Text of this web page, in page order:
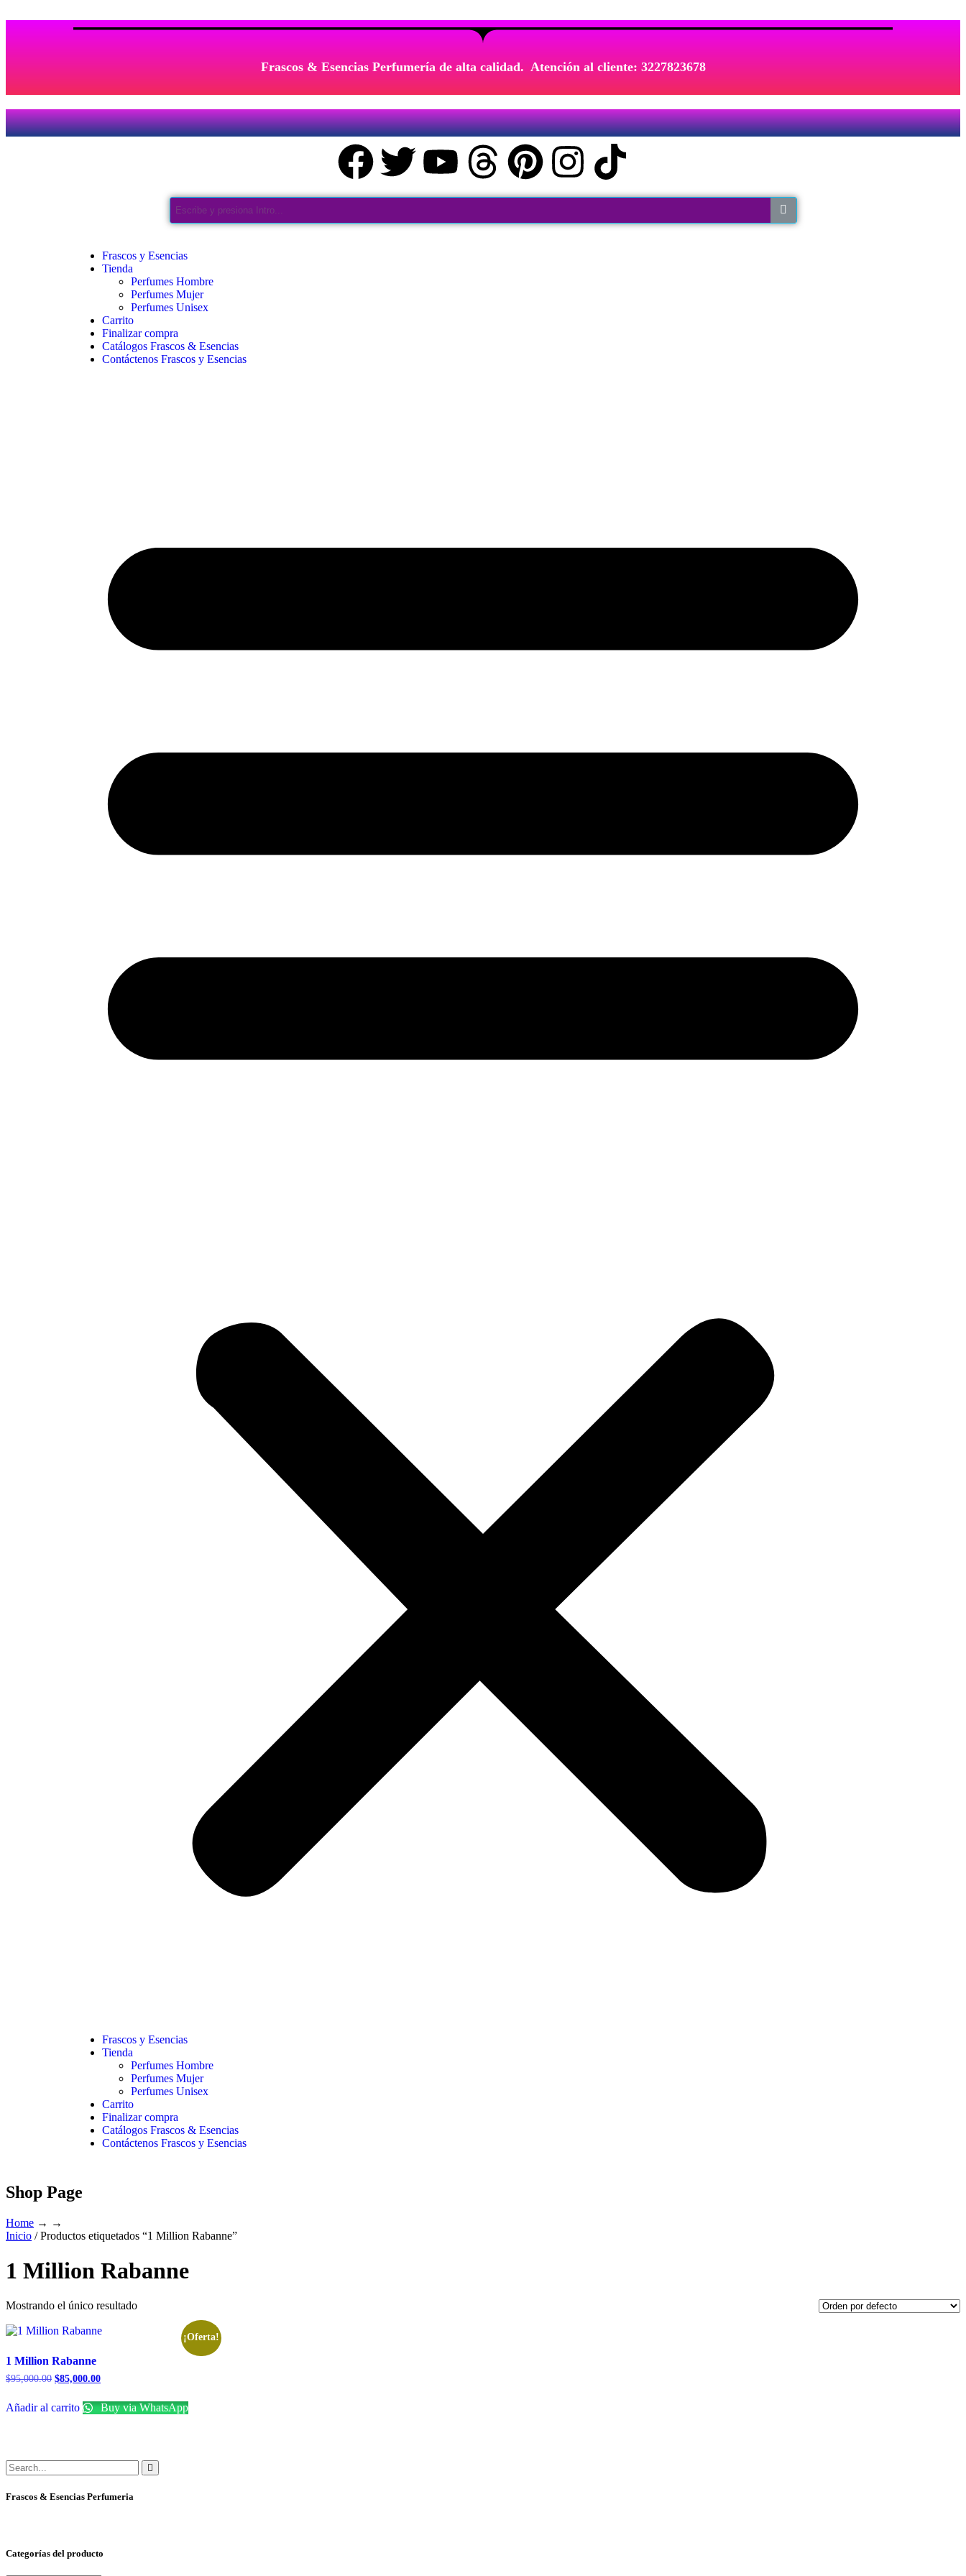
Frascos & Esencias Perfumería de alta calidad. Atención al cliente: 3227823678
Frascos y Esencias
Tienda
Perfumes Hombre
Perfumes Mujer
Perfumes Unisex
Carrito
Finalizar compra
Catálogos Frascos & Esencias
Contáctenos Frascos y Esencias
Frascos y Esencias
Tienda
Perfumes Hombre
Perfumes Mujer
Perfumes Unisex
Carrito
Finalizar compra
Catálogos Frascos & Esencias
Contáctenos Frascos y Esencias
Shop Page
Home → →
Inicio / Productos etiquetados “1 Million Rabanne”
1 Million Rabanne
Mostrando el único resultado
¡Oferta!
1 Million Rabanne
$95,000.00 $85,000.00
Añadir al carrito Buy via WhatsApp
Frascos & Esencias Perfumeria
Categorías del producto